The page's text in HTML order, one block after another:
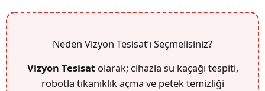
Neden Vizyon Tesisat’ı Seçmelisiniz?
Vizyon Tesisatolarak; cihazla su kaçağı tespiti,
robotla tıkanıklık açma ve petek temizliği